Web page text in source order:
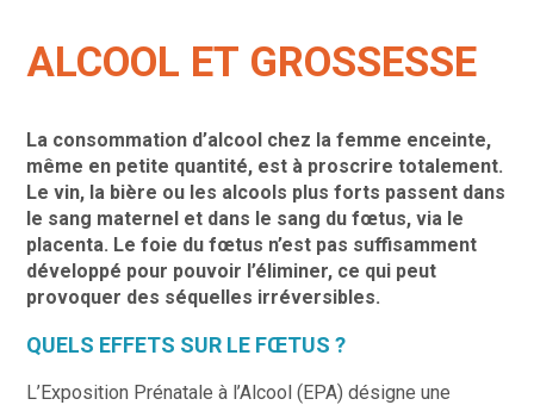
ALCOOL ET GROSSESSE
La consommation d’alcool chez la femme enceinte,
même en petite quantité, est à proscrire totalement.
Le vin, la bière ou les alcools plus forts passent dans
le sang maternel et dans le sang du fœtus, via le
placenta. Le foie du fœtus n’est pas suffisamment
développé pour pouvoir l’éliminer, ce qui peut
provoquer des séquelles irréversibles.
QUELS EFFETS SUR LE FŒTUS ?
L’Exposition Prénatale à l’Alcool (EPA) désigne une